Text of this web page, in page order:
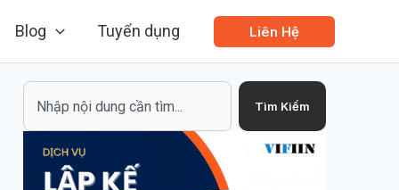
Blog Tuyển dụng Liên Hệ
Tìm Kiếm